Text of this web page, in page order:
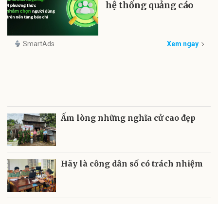
hệ thống quảng cáo
SmartAds Xem ngay
Ấm lòng những nghĩa cử cao đẹp
Hãy là công dân số có trách nhiệm